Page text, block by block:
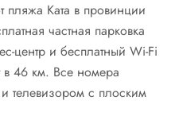
пляжа Ката в провинции
частная парковка
центр и бесплатный Wi-Fi
в 46 км. Все номера
телевизором с плоским